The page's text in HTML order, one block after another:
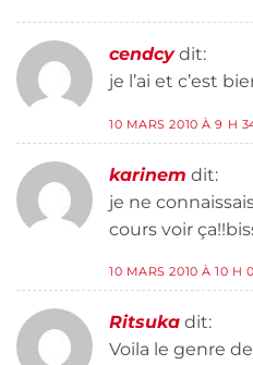
cendcy dit:
je l’ai et c’est
10 MARS 2010 À 9 H
karinem dit:
je ne
cours voir
10 MARS 2010 À 10 H
Ritsuka dit:
Voila le genre